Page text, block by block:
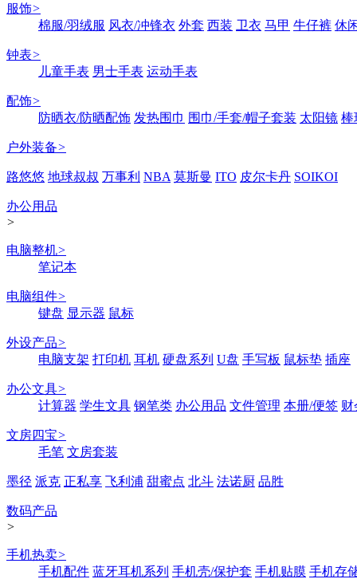
服饰>
棉服/羽绒服 风衣/冲锋衣 外套 西装 卫衣 马甲 牛仔裤 休
钟表>
儿童手表 男士手表 运动手表
配饰>
防晒衣/防晒配饰 发热围巾 围巾/手套/帽子套装 太阳镜 棒
户外装备>
路悠悠 地球叔叔 万事利 NBA 莫斯曼 ITO 皮尔卡丹 SOIKOI
办公用品
>
电脑整机>
笔记本
电脑组件>
键盘 显示器 鼠标
外设产品>
电脑支架 打印机 耳机 硬盘系列 U盘 手写板 鼠标垫 插座
办公文具>
计算器 学生文具 钢笔类 办公用品 文件管理 本册/便签 财
文房四宝>
毛笔 文房套装
墨径 派克 正私享 飞利浦 甜蜜点 北斗 法诺厨 品胜
数码产品
>
手机热卖>
手机配件 蓝牙耳机系列 手机壳/保护套 手机贴膜 手机存